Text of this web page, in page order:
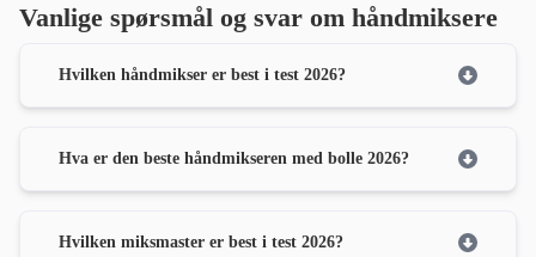
Vanlige spørsmål og svar om håndmiksere
Hvilken håndmikser er best i test 2026?
Hva er den beste håndmikseren med bolle 2026?
Hvilken miksmaster er best i test 2026?